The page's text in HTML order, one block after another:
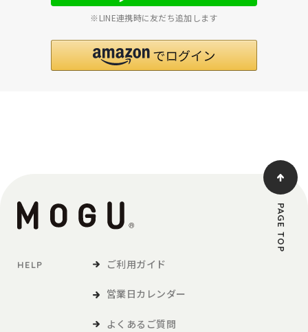
※LINE連携時に友だち追加します
HELP ご利用ガイド
営業日カレンダー
よくあるご質問
PAGE TOP